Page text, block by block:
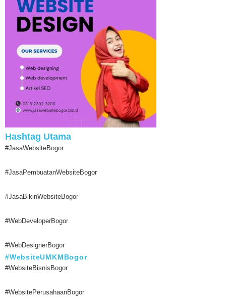
Hashtag Utama
#JasaWebsiteBogor
#JasaPembuatanWebsiteBogor
#JasaBikinWebsiteBogor
#WebDeveloperBogor
#WebDesignerBogor
#WebsiteUMKMBogor
#WebsiteBisnisBogor
#WebsitePerusahaanBogor